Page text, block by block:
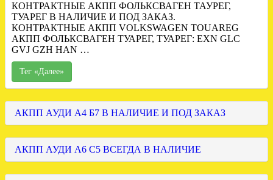
КОНТРАКТНЫЕ АКПП ФОЛЬКСВАГЕН ТАУРЕГ,
ТУАРЕГ В НАЛИЧИЕ И ПОД ЗАКАЗ.
КОНТРАКТНЫЕ АКПП VOLKSWAGEN TOUAREG
АКПП ФОЛЬКСВАГЕН ТУАРЕГ, ТУАРЕГ: EXN GLC
GVJ GZH HAN …
Тег «Далее»
АКПП АУДИ А4 Б7 В НАЛИЧИЕ И ПОД ЗАКАЗ
АКПП АУДИ А6 С5 ВСЕГДА В НАЛИЧИЕ